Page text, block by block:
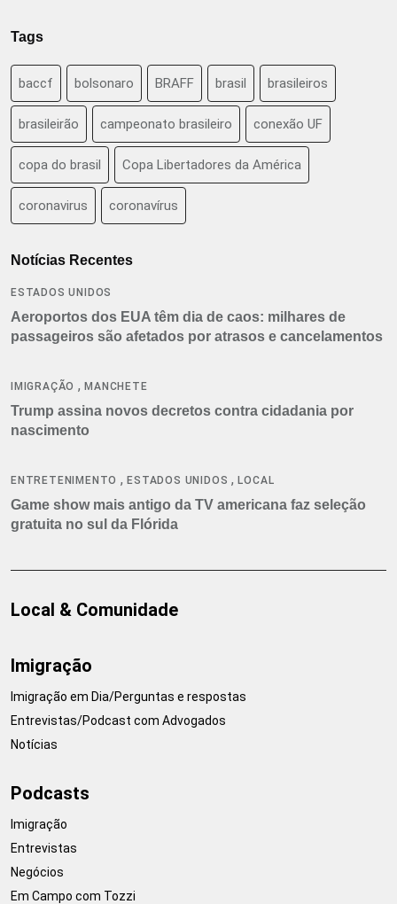
Tags
baccf bolsonaro BRAFF brasil brasileiros
brasileirão campeonato brasileiro conexão UF
copa do brasil Copa Libertadores da América
coronavirus coronavírus
Notícias Recentes
ESTADOS UNIDOS
Aeroportos dos EUA têm dia de caos: milhares de
passageiros são afetados por atrasos e cancelamentos
IMIGRAÇÃO ,MANCHETE
Trump assina novos decretos contra cidadania por
nascimento
ENTRETENIMENTO ,ESTADOS UNIDOS ,LOCAL
Game show mais antigo da TV americana faz seleção
gratuita no sul da Flórida
Local & Comunidade
Imigração
Imigração em Dia/Perguntas e respostas
Entrevistas/Podcast com Advogados
Notícias
Podcasts
Imigração
Entrevistas
Negócios
Em Campo com Tozzi